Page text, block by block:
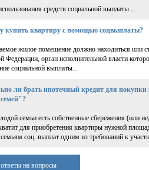
средств социальной выплаты...
купить квартиру с помощью соцвыплаты?
жилое помещение должно находиться или
Федерации, орган исполнительной власти
социальной выплаты...
ли брать ипотечный кредит для
семьи есть собственные сбережения (или
для приобретения квартиры нужной
соц. выплат одним из требований к
на вопросы